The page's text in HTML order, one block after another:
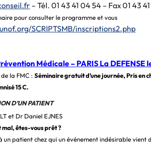
– Tél. 01 43 41 04 54 – Fax 01 43
pour consulter le programme et vous
SCRIPTSMB/inscriptions2.php
Médicale – PARIS La DEFENSE
la FMC : Séminaire gratuit d’une journée, Pris en
15 C.
D’UN PATIENT
et Dr Daniel EJNES
mal, êtes-vous prêt ?
un patient chez qui un événement indésirable vient